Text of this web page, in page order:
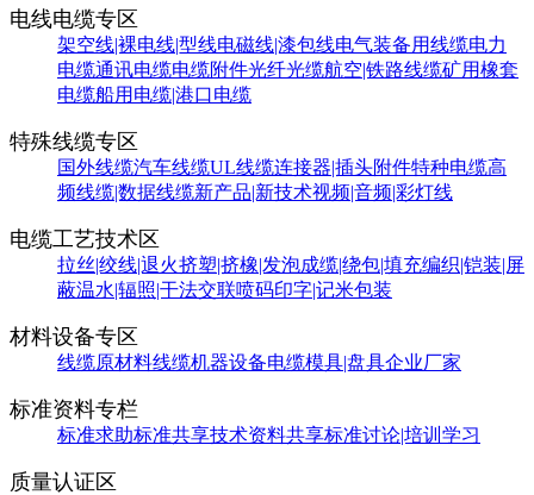
电线电缆专区
架空线|裸电线|型线电磁线|漆包线电气装备用线缆电力
电缆通讯电缆电缆附件光纤光缆航空|铁路线缆矿用橡套
电缆船用电缆|港口电缆
特殊线缆专区
国外线缆汽车线缆UL线缆连接器|插头附件特种电缆高
频线缆|数据线缆新产品|新技术视频|音频|彩灯线
电缆工艺技术区
拉丝|绞线|退火挤塑|挤橡|发泡成缆|绕包|填充编织|铠装|屏
蔽温水|辐照|干法交联喷码印字|记米包装
材料设备专区
线缆原材料线缆机器设备电缆模具|盘具企业厂家
标准资料专栏
标准求助标准共享技术资料共享标准讨论|培训学习
质量认证区